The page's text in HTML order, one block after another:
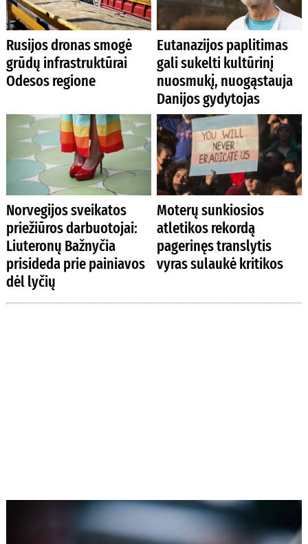
Rusijos dronas smogė
grūdų infrastruktūrai
Odesos regione
Eutanazijos paplitimas
gali sukelti kultūrinį
nuosmukį, nuogąstauja
Danijos gydytojas
Norvegijos sveikatos
priežiūros darbuotojai:
Liuteronų Bažnyčia
prisideda prie painiavos
dėl lyčių
Moterų sunkiosios
atletikos rekordą
pagerinęs translytis
vyras sulaukė kritikos